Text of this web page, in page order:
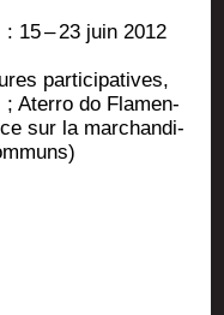
15 – 23 juin 2012
par­ti­ci­pa­tives,
; Ater­ro do Fla­men­
sur la mar­chan­di­